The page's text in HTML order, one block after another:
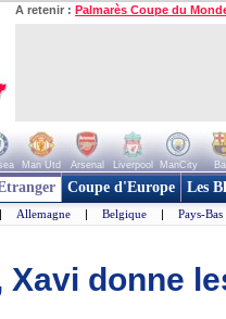
A retenir : Palmarès Coupe du
Man Utd Arsenal Liverpool ManCity
Coupe d'Europe Les
| Allemagne | Belgique | Pays-Bas
Xavi donne